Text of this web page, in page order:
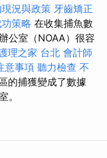
況與政策 牙齒矯正
策略 在收集捕魚數
公室（NOAA）很容
理之家 台北 會計師
意事項 聽力檢查 不
的捕獲變成了數據
。